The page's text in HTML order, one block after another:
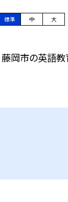
標準 中 大
藤岡市の英語教